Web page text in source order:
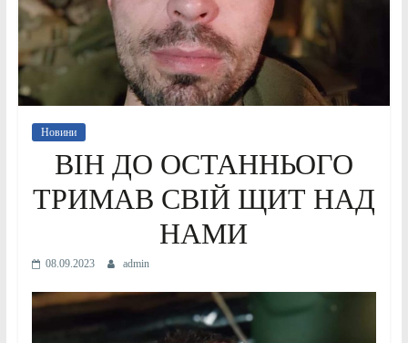
Новини
ВІН ДО ОСТАННЬОГО
ТРИМАВ СВІЙ ЩИТ НАД
НАМИ
08.09.2023 admin